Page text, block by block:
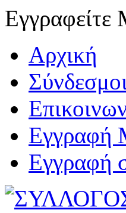
Εγγραφείτε
Αρχική
Εγγραφή
Εγγραφή